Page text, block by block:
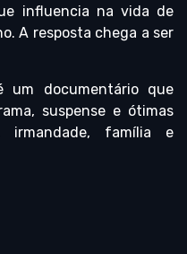
influencia na vida de
A resposta chega a ser
um documentário que
suspense e ótimas
irmandade, família e